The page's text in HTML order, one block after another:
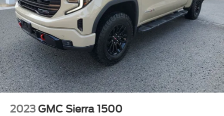
Tire Pressure Monitor
2023 GMC Sierra 1500